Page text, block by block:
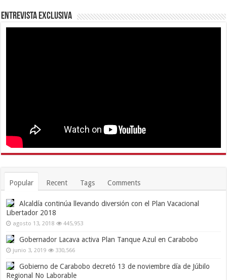
Entrevista Exclusiva
Popular Recent Tags Comments
Alcaldía continúa llevando diversión con el Plan Vacacional
Libertador 2018
agosto 13, 2018 445,953
Gobernador Lacava activa Plan Tanque Azul en Carabobo
junio 3, 2019 330,566
Gobierno de Carabobo decretó 13 de noviembre día de Júbilo
Regional No Laborable